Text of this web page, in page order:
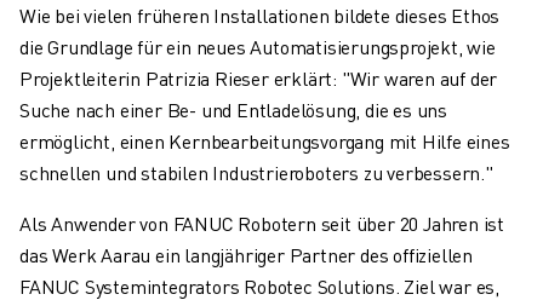
Wie bei vielen früheren Installationen bildete dieses Ethos
die Grundlage für ein neues Automatisierungsprojekt, wie
Projektleiterin Patrizia Rieser erklärt: "Wir waren auf der
Suche nach einer Be- und Entladelösung, die es uns
ermöglicht, einen Kernbearbeitungsvorgang mit Hilfe eines
schnellen und stabilen Industrieroboters zu verbessern."
Als Anwender von FANUC Robotern seit über 20 Jahren ist
das Werk Aarau ein langjähriger Partner des offiziellen
FANUC Systemintegrators Robotec Solutions. Ziel war es,